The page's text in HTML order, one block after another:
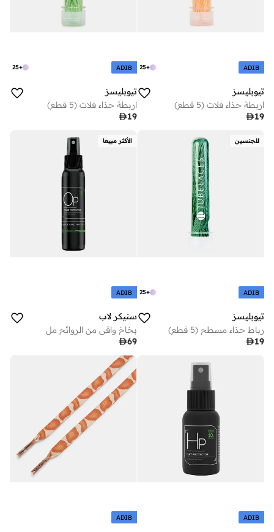
+
25 ADIB
تيوبليسز
اربطة حذاء فلات (5 قطع)
19
+
25 ADIB
تيوبليسز
اربطة حذاء فلات (5 قطع)
19
للجنسين
+
25 ADIB
تيوبليسز
رباط حذاء مسطح (5 قطع)
19
الأكثر مبيعا
ADIB
سنيكر لاب
بخاخ واقي من الروائح مل
69
ADIB
ADIB